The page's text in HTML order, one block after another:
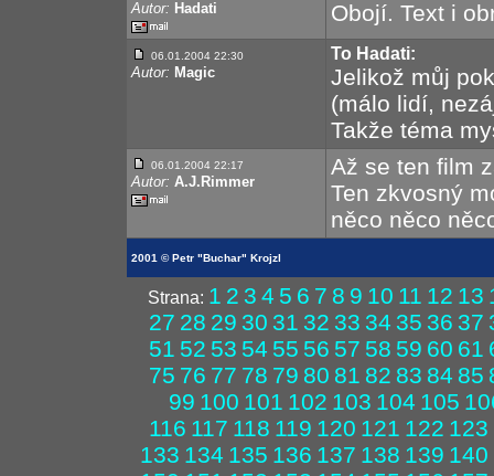
Autor: Hadati Obojí. Text i
06.01.2004 22:30
Autor: Magic
To Hadati:
Jelikož můj
(málo lidí,
Takže téma
06.01.2004 22:17
Autor: A.J.Rimmer
Až se ten film
Ten zkvosný
něco něco
2001 © Petr "Buchar" Krojzl
Strana: 1 2 3 4 5 6 7 8 9 10 11 12 13
27 28 29 30 31 32 33 34 35 36 37
51 52 53 54 55 56 57 58 59 60 61
75 76 77 78 79 80 81 82 83 84 85
99 100 101 102 103 104 105
116 117 118 119 120 121 122 123
133 134 135 136 137 138 139 140